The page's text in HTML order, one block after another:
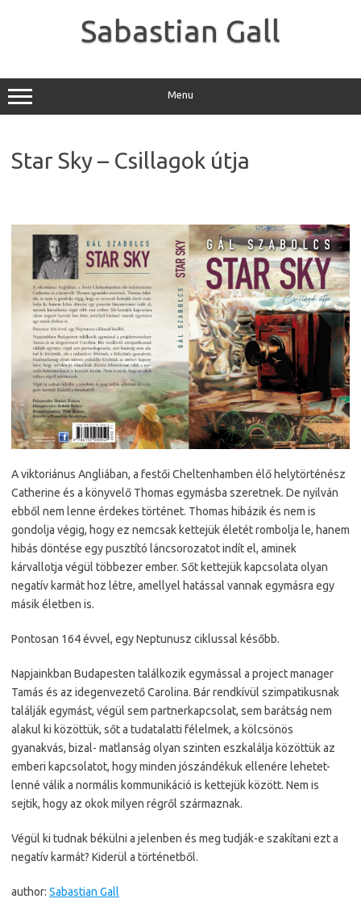
Sabastian Gall
Menu
Star Sky – Csillagok útja
A viktoriánus Angliában, a festői Cheltenhamben élő helytörténész
Catherine és a könyvelő Thomas egymásba szeretnek. De nyilván
ebből nem lenne érdekes történet. Thomas hibázik és nem is
gondolja végig, hogy ez nemcsak kettejük életét rombolja le, hanem
hibás döntése egy pusztító láncsorozatot indít el, aminek
kárvallotja végül többezer ember. Sőt kettejük kapcsolata olyan
negatív karmát hoz létre, amellyel hatással vannak egymásra egy
másik életben is.
Pontosan 164 évvel, egy Neptunusz ciklussal később.
Napjainkban Budapesten találkozik egymással a project manager
Tamás és az idegenvezető Carolina. Bár rendkívül szimpatikusnak
találják egymást, végül sem partnerkapcsolat, sem barátság nem
alakul ki közöttük, sőt a tudatalatti félelmek, a kölcsönös
gyanakvás, bizal- matlanság olyan szinten eszkalálja közöttük az
emberi kapcsolatot, hogy minden jószándékuk ellenére lehetet-
lenné válik a normális kommunikáció is kettejük között. Nem is
sejtik, hogy az okok milyen régről származnak.
Végül ki tudnak békülni a jelenben és meg tudják-e szakítani ezt a
negatív karmát? Kiderül a történetből.
author: Sabastian Gall